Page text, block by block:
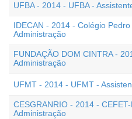
UFBA - 2014 - UFBA -
IDECAN - 2014 - Colégio
Administração
FUNDAÇÃO DOM CINTRA -
Administração
UFMT - 2014 - UFMT -
CESGRANRIO - 2014 -
Administração